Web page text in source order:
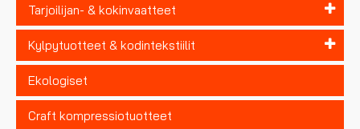
Tarjoilijan- & kokinvaatteet
Kylpytuotteet & kodintekstiilit
Ekologiset
Craft kompressiotuotteet